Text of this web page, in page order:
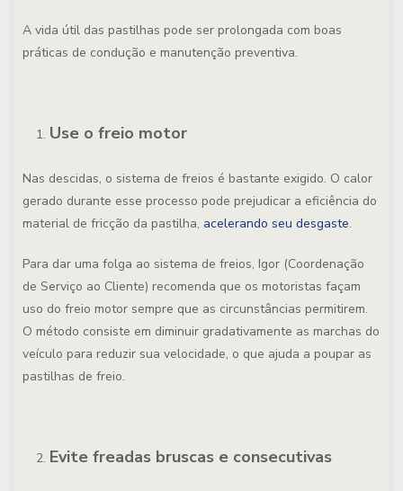
A vida útil das pastilhas pode ser prolongada com boas
práticas de condução e manutenção preventiva.
Use o freio motor
Nas descidas, o sistema de freios é bastante exigido. O calor
gerado durante esse processo pode prejudicar a eficiência do
material de fricção da pastilha, acelerando seu desgaste.
Para dar uma folga ao sistema de freios, Igor (Coordenação
de Serviço ao Cliente) recomenda que os motoristas façam
uso do freio motor sempre que as circunstâncias permitirem.
O método consiste em diminuir gradativamente as marchas do
veículo para reduzir sua velocidade, o que ajuda a poupar as
pastilhas de freio.
Evite freadas bruscas e consecutivas